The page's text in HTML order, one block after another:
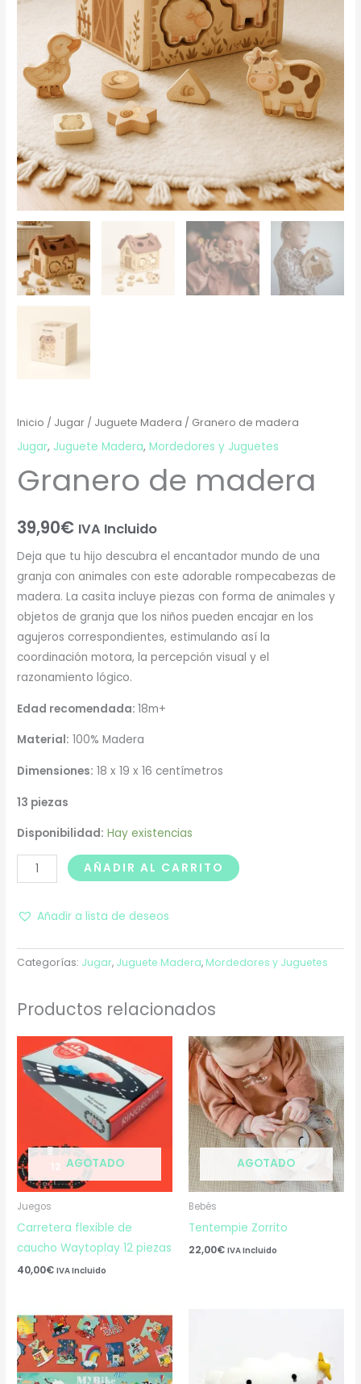
Inicio / Jugar / Juguete Madera / Granero de madera
Jugar, Juguete Madera,Mordedores y Juguetes
Granero de madera
39,90€ IVA Incluido
Deja que tu hijo descubra el encantador mundo de una
granja con animales con este adorable rompecabezas de
madera. La casita incluye piezas con forma de animales y
objetos de granja que los niños pueden encajar en los
agujeros correspondientes, estimulando así la
coordinación motora, la percepción visual y el
razonamiento lógico.
Edad recomendada:18m+
Material: 100%Madera
Dimensiones: 18 x 19 x 16 centímetros
13 piezas
Disponibilidad: Hay existencias
AÑADIR AL CARRITO
Añadir a lista de deseos
Categorías: Jugar, Juguete Madera, Mordedores y Juguetes
Productos relacionados
AGOTADO
Juegos
Carretera flexible de
caucho Waytoplay 12 piezas
40,00€ IVA Incluido
AGOTADO
Bebés
Tentempie Zorrito
22,00€ IVA Incluido